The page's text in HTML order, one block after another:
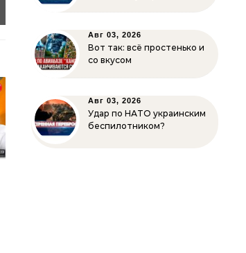
Авг 03, 2026
Вот так: всё простенько и
со вкусом
Авг 03, 2026
Удар по НАТО украинским
беспилотником?